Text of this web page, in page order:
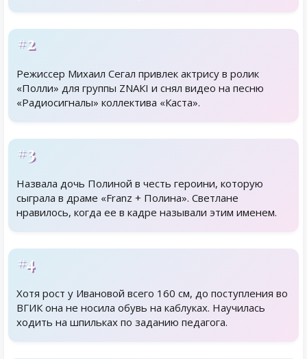
#2
Режиссер Михаил Сегал привлек актрису в ролик
«Полли» для группы ZNАКI и снял видео на песню
«Радиосигналы» коллектива «Каста».
#3
Назвала дочь Полиной в честь героини, которую
сыграла в драме «Franz + Полина». Светлане
нравилось, когда ее в кадре называли этим именем.
#4
Хотя рост у Ивановой всего 160 см, до поступления во
ВГИК она не носила обувь на каблуках. Научилась
ходить на шпильках по заданию педагога.